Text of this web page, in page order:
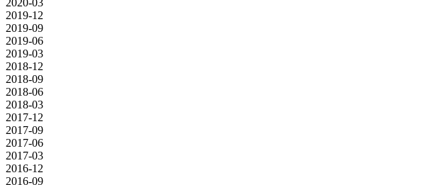
2019-12
2019-09
2019-06
2019-03
2018-12
2018-09
2018-06
2018-03
2017-12
2017-09
2017-06
2017-03
2016-12
2016-09